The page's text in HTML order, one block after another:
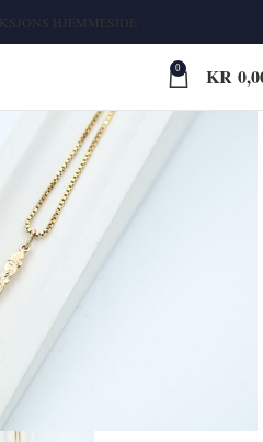
HJEMMESIDE
0 KR